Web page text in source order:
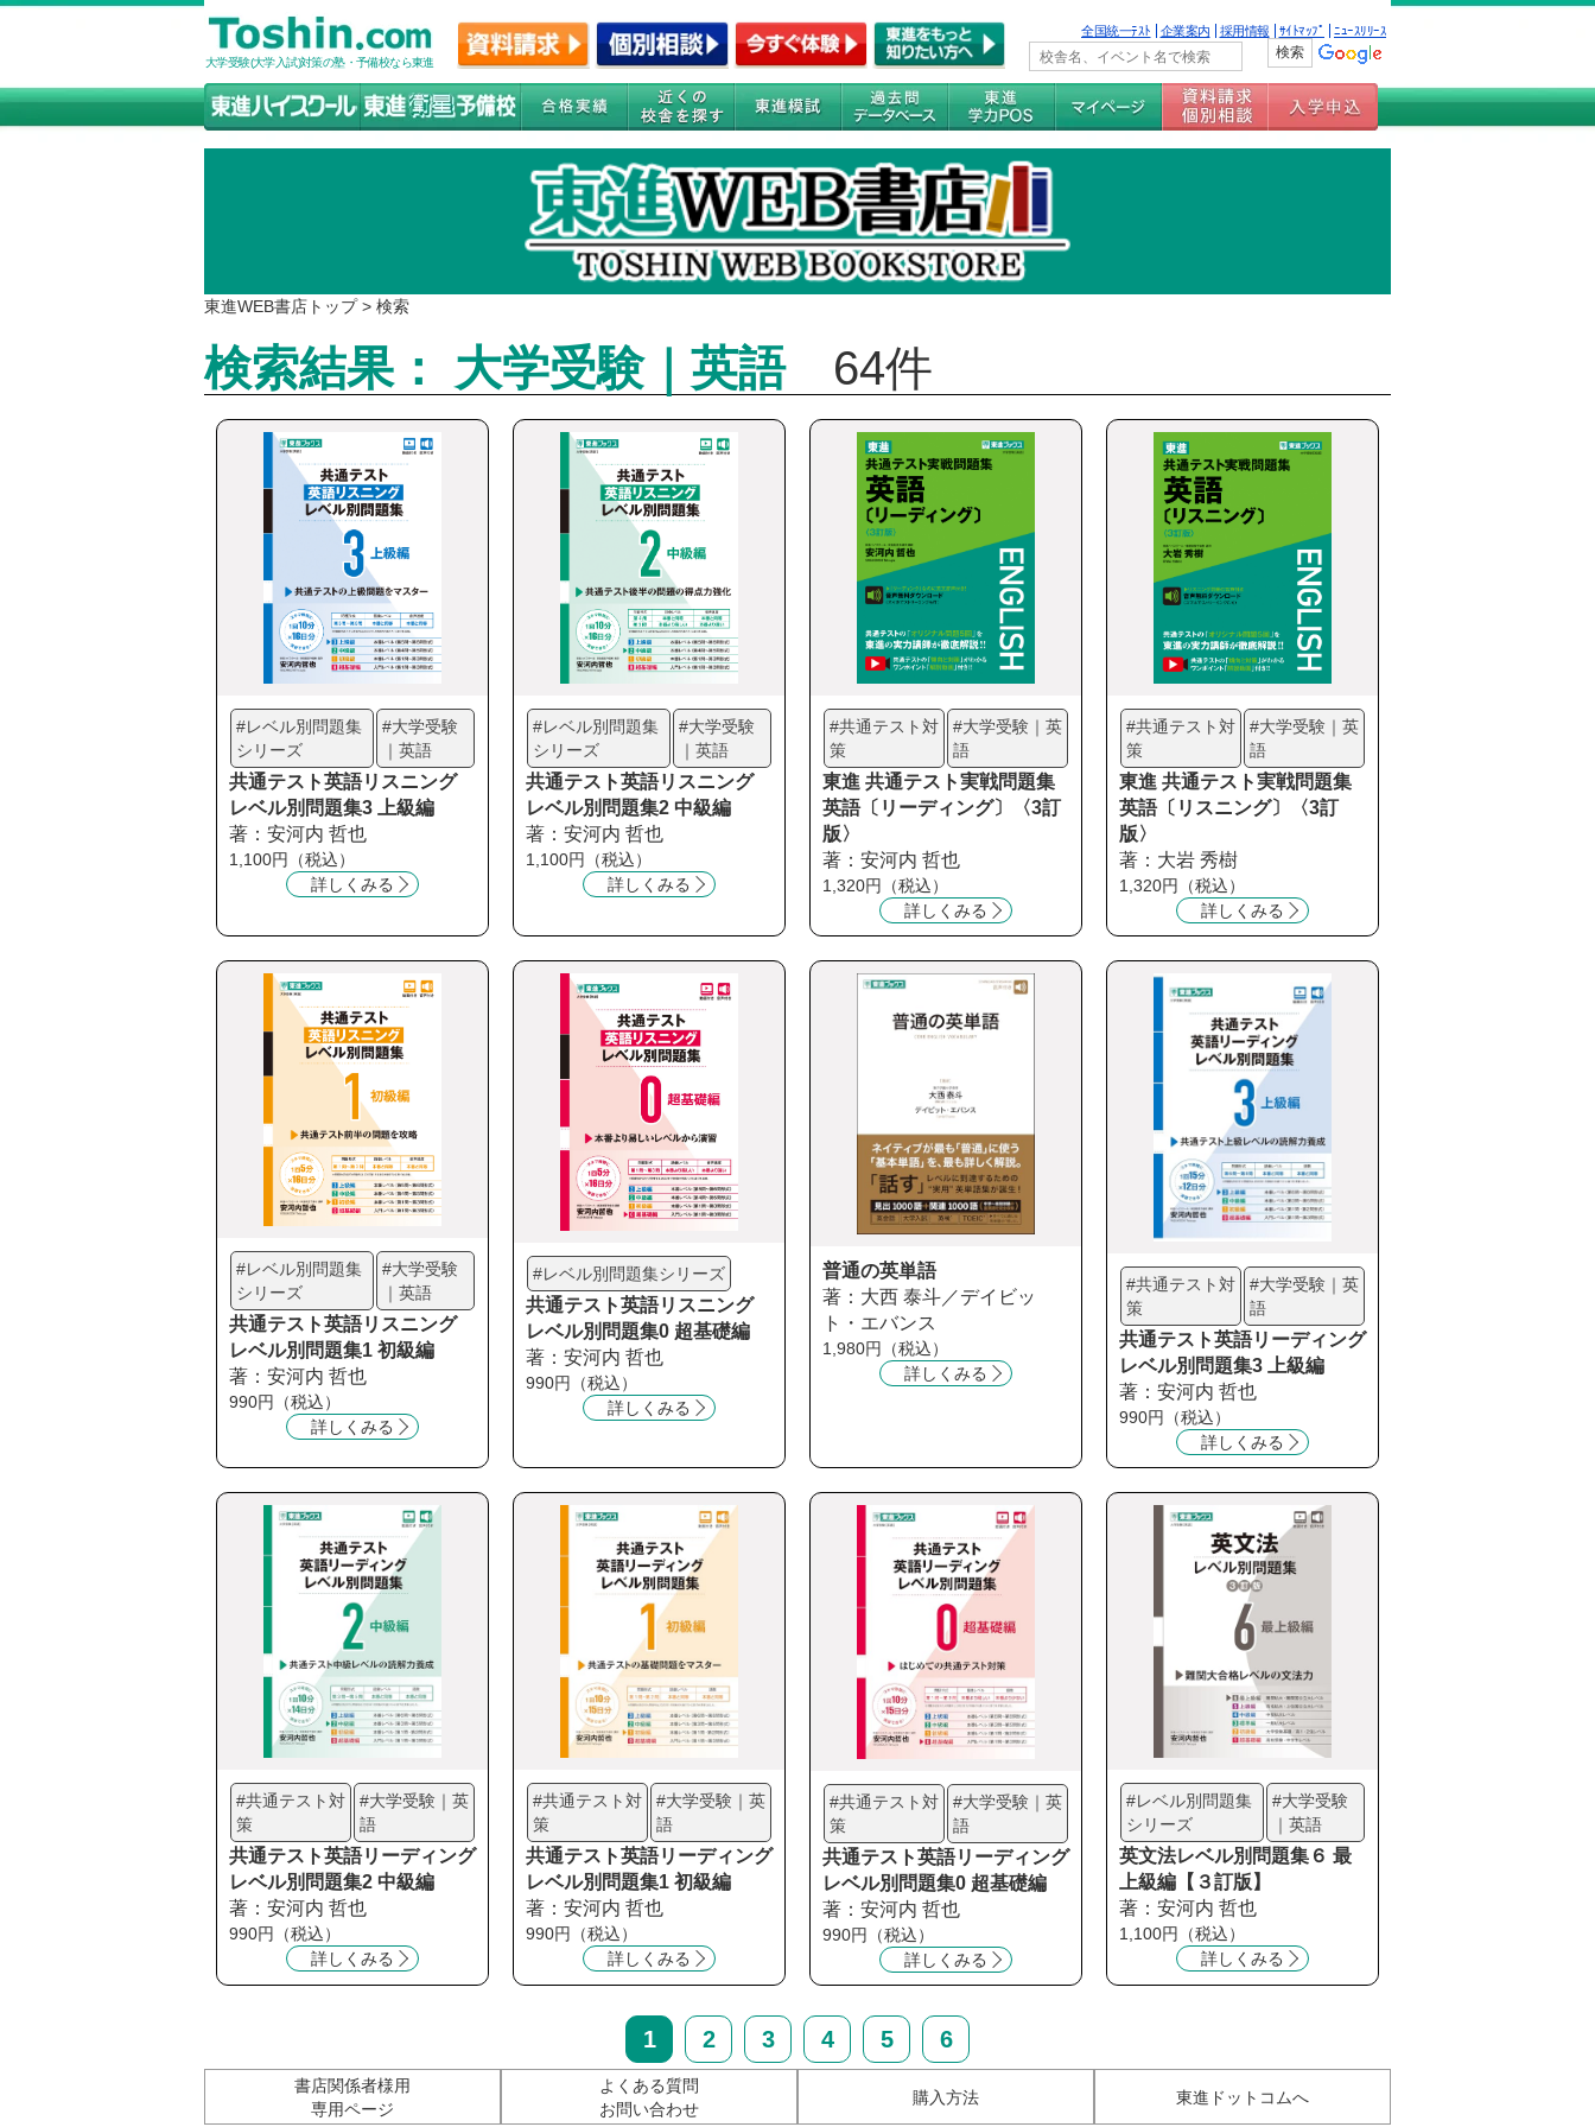
大学受験(大学入試)対策の塾・予備校なら東進
全国統一ﾃｽﾄ 企業案内 採用情報 ｻｲﾄﾏｯﾌﾟ ﾆｭｰｽﾘﾘｰｽ
東進WEB書店トップ> 検索
検索結果： 大学受験｜英語64件
#レベル別問題集
シリーズ
#大学受験
｜英語
共通テスト英語リスニング
レベル別問題集3 上級編
著：安河内 哲也
1,100円（税込）
詳しくみる
#レベル別問題集
シリーズ
#大学受験
｜英語
共通テスト英語リスニング
レベル別問題集2 中級編
著：安河内 哲也
1,100円（税込）
詳しくみる
#共通テスト対
策
#大学受験｜英
語
東進 共通テスト実戦問題集
英語〔リーディング〕〈3訂
版〉
著：安河内 哲也
1,320円（税込）
詳しくみる
#共通テスト対
策
#大学受験｜英
語
東進 共通テスト実戦問題集
英語〔リスニング〕〈3訂
版〉
著：大岩 秀樹
1,320円（税込）
詳しくみる
#レベル別問題集
シリーズ
#大学受験
｜英語
共通テスト英語リスニング
レベル別問題集1 初級編
著：安河内 哲也
990円（税込）
詳しくみる
#レベル別問題集シリーズ
共通テスト英語リスニング
レベル別問題集0 超基礎編
著：安河内 哲也
990円（税込）
詳しくみる
普通の英単語
著：大西 泰斗／デイビッ
ト・エバンス
1,980円（税込）
詳しくみる
#共通テスト対
策
#大学受験｜英
語
共通テスト英語リーディング
レベル別問題集3 上級編
著：安河内 哲也
990円（税込）
詳しくみる
#共通テスト対
策
#大学受験｜英
語
共通テスト英語リーディング
レベル別問題集2 中級編
著：安河内 哲也
990円（税込）
詳しくみる
#共通テスト対
策
#大学受験｜英
語
共通テスト英語リーディング
レベル別問題集1 初級編
著：安河内 哲也
990円（税込）
詳しくみる
#共通テスト対
策
#大学受験｜英
語
共通テスト英語リーディング
レベル別問題集0 超基礎編
著：安河内 哲也
990円（税込）
詳しくみる
#レベル別問題集
シリーズ
#大学受験
｜英語
英文法レベル別問題集６ 最
上級編【３訂版】
著：安河内 哲也
1,100円（税込）
詳しくみる
1 2 3 4 5 6
書店関係者様用
専用ページ
よくある質問
お問い合わせ
購入方法 東進ドットコムへ